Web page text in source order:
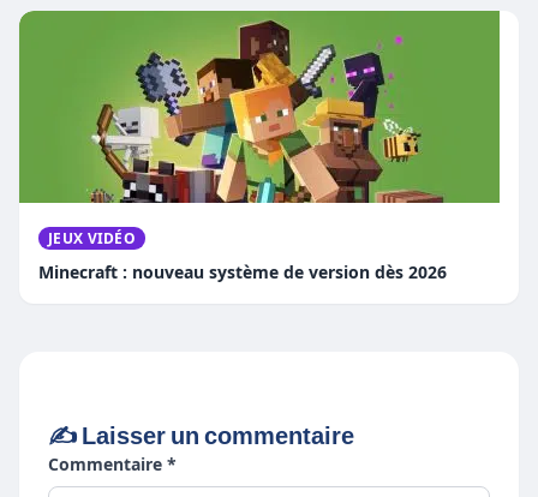
JEUX VIDÉO
Minecraft : nouveau système de version dès 2026
✍️ Laisser un commentaire
Commentaire *